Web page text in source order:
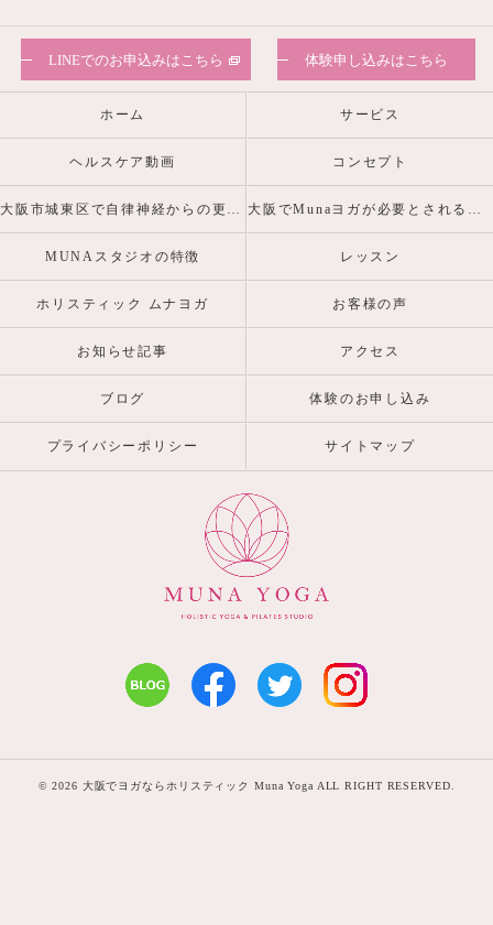
LINEでのお申込みはこちら 体験申し込みはこちら
ホーム サービス
ヘルスケア動画 コンセプト
大阪市城東区で自律神経からの更年期・産前産後の心身の不調を整えるヨガピラティスなら 大阪でMunaヨガが必要とされる理由
MUNAスタジオの特徴 レッスン
ホリスティック ムナヨガ お客様の声
お知らせ記事 アクセス
ブログ 体験のお申し込み
プライバシーポリシー サイトマップ
© 2026 大阪でヨガならホリスティック Muna Yoga ALL RIGHT RESERVED.